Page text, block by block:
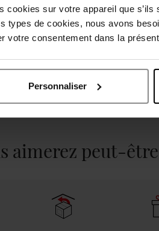
cookies sur votre appareil que
types de cookies, nous avons
votre consentement dans la
Personnaliser
aimerez peut-être